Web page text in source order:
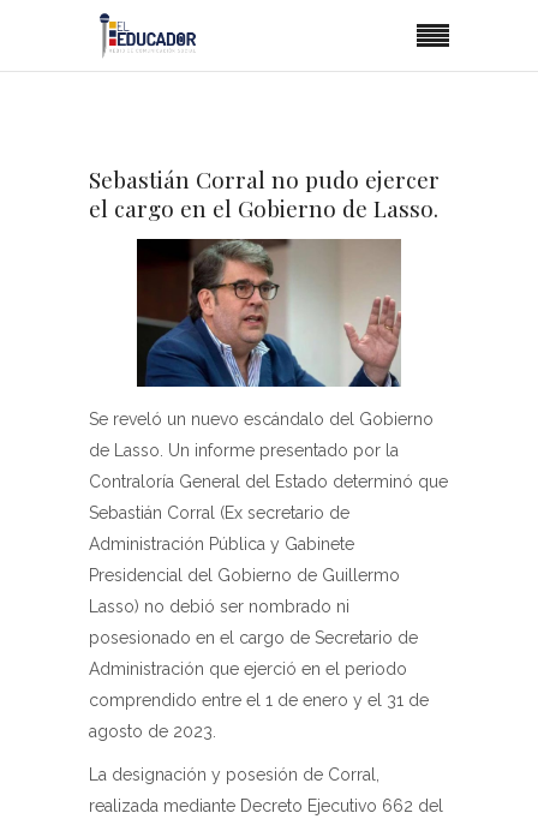
Sebastián Corral no pudo ejercer
el cargo en el Gobierno de Lasso.
Se reveló un nuevo escándalo del Gobierno
de Lasso. Un informe presentado por la
Contraloría General del Estado determinó que
Sebastián Corral (Ex secretario de
Administración Pública y Gabinete
Presidencial del Gobierno de Guillermo
Lasso) no debió ser nombrado ni
posesionado en el cargo de Secretario de
Administración que ejerció en el periodo
comprendido entre el 1 de enero y el 31 de
agosto de 2023.
La designación y posesión de Corral,
realizada mediante Decreto Ejecutivo 662 del